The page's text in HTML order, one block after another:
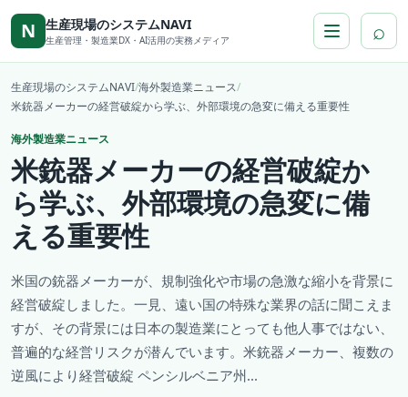
本文へ移動
N 生産現場のシステムNAVI
生産管理・製造業DX・AI活用の実務メディア ⌕
生産現場のシステムNAVI/海外製造業ニュース/
米銃器メーカーの経営破綻から学ぶ、外部環境の急変に備える重要性
海外製造業ニュース
米銃器メーカーの経営破綻か
ら学ぶ、外部環境の急変に備
える重要性
米国の銃器メーカーが、規制強化や市場の急激な縮小を背景に
経営破綻しました。一見、遠い国の特殊な業界の話に聞こえま
すが、その背景には日本の製造業にとっても他人事ではない、
普遍的な経営リスクが潜んでいます。米銃器メーカー、複数の
逆風により経営破綻 ペンシルベニア州...